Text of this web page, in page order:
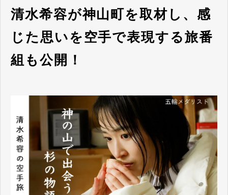
清水希容が神山町を取材し、感
じた思いを空手で表現する旅番
組も公開！